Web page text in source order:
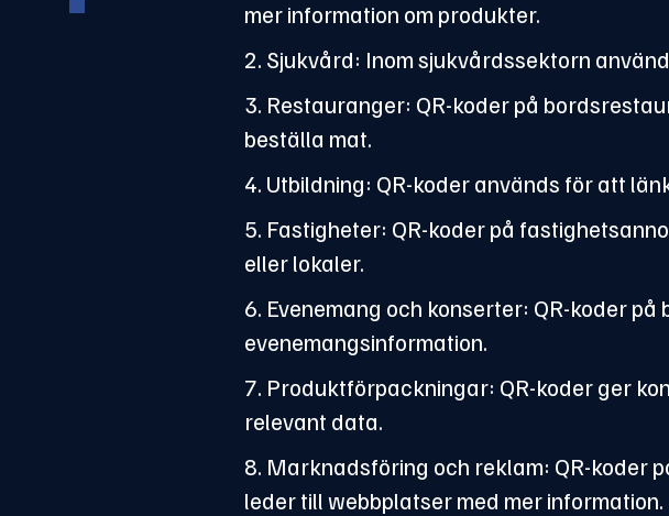
mer information om produkter.
2. Sjukvård: Inom sjukvårdssektorn
3. Restauranger: QR-koder på
beställa mat.
4. Utbildning: QR-koder används för att
5. Fastigheter: QR-koder på
eller lokaler.
6. Evenemang och konserter: QR-koder
evenemangsinformation.
7. Produktförpackningar: QR-koder ger
relevant data.
8. Marknadsföring och reklam: QR-koder
leder till webbplatser med mer information.